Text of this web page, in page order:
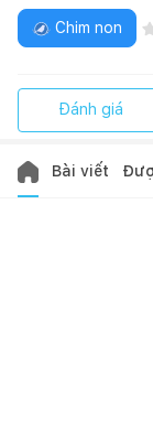
Chim non
Đánh giá
Bài viết